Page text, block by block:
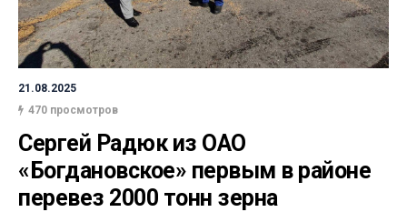
21.08.2025
470 просмотров
Сергей Радюк из ОАО
«Богдановское» первым в районе
перевез 2000 тонн зерна